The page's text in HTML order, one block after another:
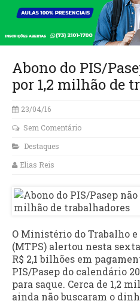
Abono do PIS/
por 1,2 milhão de
23/04/16
Sem Comentário
Destaques
Elias Reis
O Ministério do Trabalho
(MTPS) alertou nesta
R$ 2,1 bilhões em
PIS/Pasep do calendário
para saque. Cerca de 1,2
ainda não buscaram o